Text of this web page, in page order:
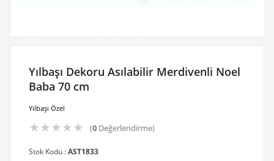
Yılbaşı Dekoru Asılabilir Merdivenli Noel
Baba 70 cm
Yılbaşı Özel
★★★★★ (0Değerlendirme)
Stok Kodu :AST1833